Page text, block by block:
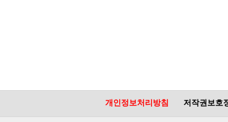
개인정보처리방침 저작권보호